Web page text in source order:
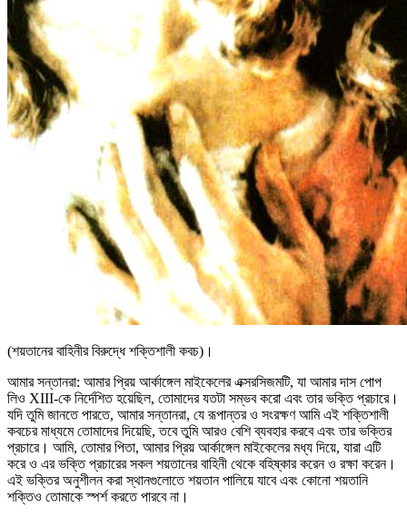
(শয়তানের বাহিনীর বিরুদ্ধে শক্তিশালী কবচ)।
আমার সন্তানরা: আমার প্রিয় আর্কাঙ্গেল মাইকেলের এক্সরসিজমটি, যা আমার দাস পোপ
লিও XIII-কে নির্দেশিত হয়েছিল, তোমাদের যতটা সম্ভব করো এবং তার ভক্তি প্রচারে।
যদি তুমি জানতে পারতে, আমার সন্তানরা, যে রূপান্তর ও সংরক্ষণ আমি এই শক্তিশালী
কবচের মাধ্যমে তোমাদের দিয়েছি, তবে তুমি আরও বেশি ব্যবহার করবে এবং তার ভক্তির
প্রচারে। আমি, তোমার পিতা, আমার প্রিয় আর্কাঙ্গেল মাইকেলের মধ্য দিয়ে, যারা এটি
করে ও এর ভক্তি প্রচারের সকল শয়তানের বাহিনী থেকে বহিষ্কার করেন ও রক্ষা করেন।
এই ভক্তির অনুশীলন করা স্থানগুলোতে শয়তান পালিয়ে যাবে এবং কোনো শয়তানি
শক্তিও তোমাকে স্পর্শ করতে পারবে না।